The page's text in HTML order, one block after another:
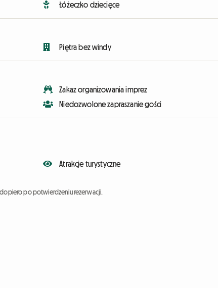
Łóżeczko dziecięce
Piętra bez windy
Zakaz organizowania imprez
Niedozwolone zapraszanie gości
Atrakcje turystyczne
po potwierdzeniu rezerwacji.